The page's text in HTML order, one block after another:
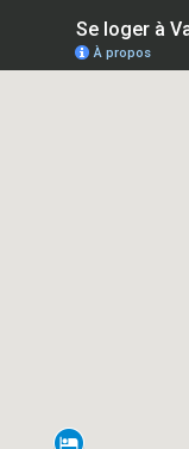
Se loger à
À propos